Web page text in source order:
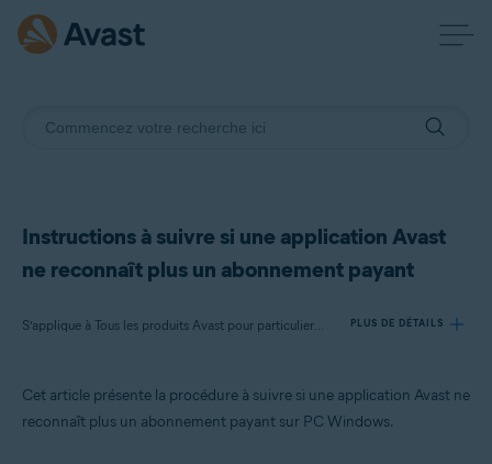
Instructions à suivre si une application Avast
ne reconnaît plus un abonnement payant
S’applique à Tous les produits Avast pour particuliers sur Windows PLUS DE DÉTAILS
Produits:
Cet article présente la procédure à suivre si une application Avast ne
reconnaît plus un abonnement payant sur PC Windows.